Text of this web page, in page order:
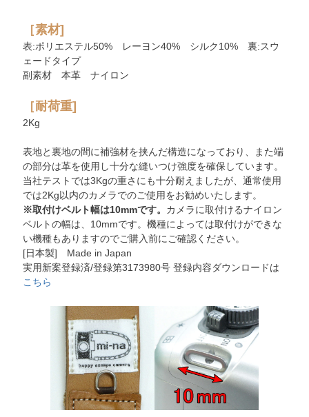
［素材]
表:ポリエステル50% レーヨン40% シルク10% 裏:スウ
ェードタイプ
副素材 本革 ナイロン
［耐荷重]
2Kg
表地と裏地の間に補強材を挟んだ構造になっており、また端
の部分は革を使用し十分な縫いつけ強度を確保しています。
当社テストでは3Kgの重さにも十分耐えましたが、通常使用
では2Kg以内のカメラでのご使用をお勧めいたします。
※取付けベルト幅は10mmです。 カメラに取付けるナイロン
ベルトの幅は、10mmです。機種によっては取付けができな
い機種もありますのでご購入前にご確認ください。
[日本製] Made in Japan
実用新案登録済/登録第3173980号 登録内容ダウンロードは
こちら